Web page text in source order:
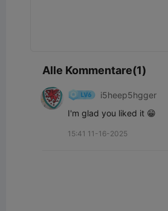
Alle Kommentare(1)
i5heep5hgger
I'm glad you liked it 😁
15:41 11-16-2025